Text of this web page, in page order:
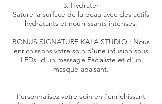
3. Hydrater
Sature la surface de la peau avec des actifs
hydratants et nourrissants intenses.
BONUS SIGNATURE KALA STUDIO : Nous
enrichissons votre soin d'une infusion sous
LEDs, d'un massage Facialiste et d'un
masque apaisant.
Personnalisez votre soin en l'enrichissant